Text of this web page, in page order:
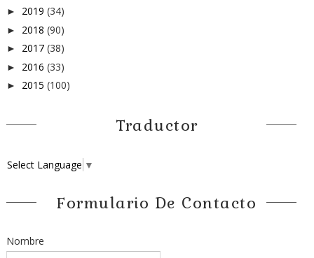
► 2019 (34)
► 2018 (90)
► 2017 (38)
► 2016 (33)
► 2015 (100)
Traductor
Select Language ▼
Formulario De Contacto
Nombre